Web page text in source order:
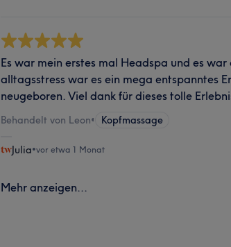
Es war mein erstes mal Headspa und es
alltagsstress war es ein mega entspanntes
neugeboren. Viel dank für dieses tolle
Behandelt von Leon• Kopfmassage
Julia•vor etwa 1 Monat
Mehr anzeigen...